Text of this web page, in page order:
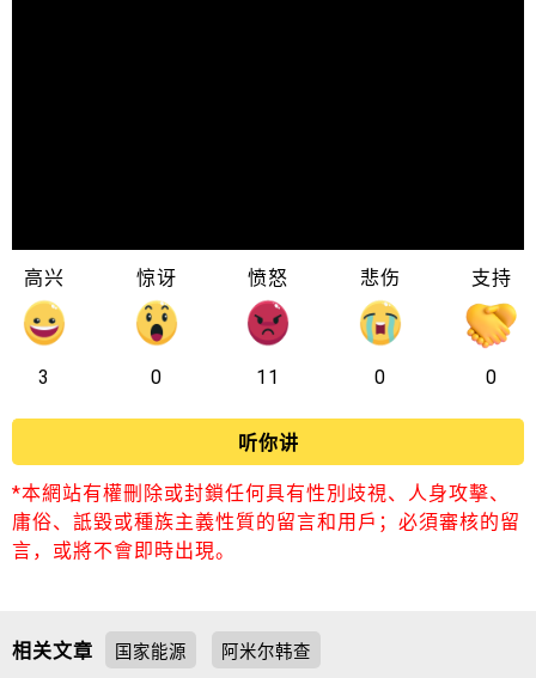
高兴
3
惊讶
0
愤怒
11
悲伤
0
支持
0
听你讲
*本網站有權刪除或封鎖任何具有性別歧視、人身攻擊、
庸俗、詆毀或種族主義性質的留言和用戶；必須審核的留
言，或將不會即時出現。
相关文章 国家能源 阿米尔韩查